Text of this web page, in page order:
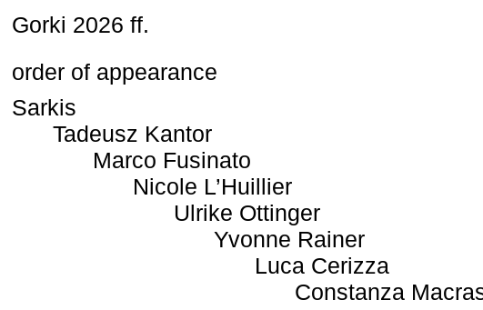
Gorki 2026 ff.
order of appearance
Sarkis
Tadeusz Kantor
Marco Fusinato
Nicole L’Huillier
Ulrike Ottinger
Yvonne Rainer
Luca Cerizza
Constanza